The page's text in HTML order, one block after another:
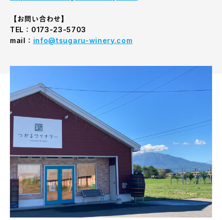
【お問い合わせ】
TEL：0173-23-5703
mail： info@tsugaru-winery.com